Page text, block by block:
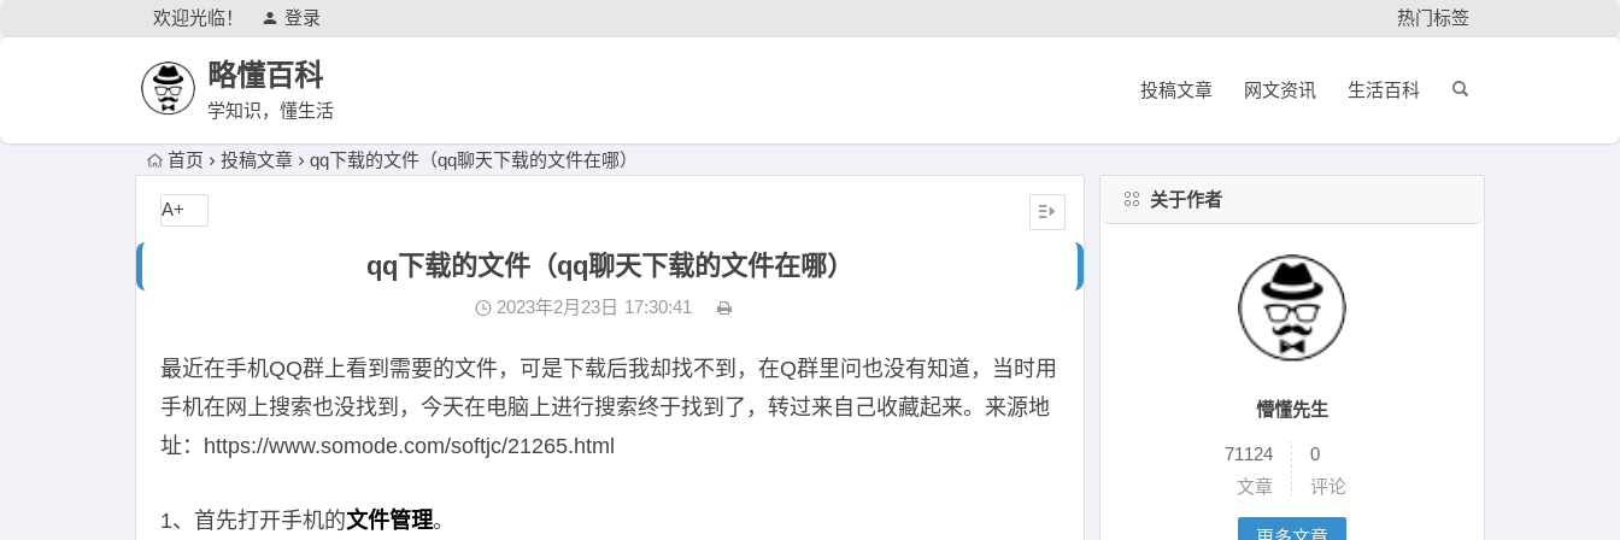
欢迎光临！ 登录 热门标签
略懂百科
学知识，懂生活
投稿文章 网文资讯 生活百科
首页 投稿文章 qq下载的文件（qq聊天下载的文件在哪）
qq下载的文件（qq聊天下载的文件在哪）
2023年2月23日 17:30:41
最近在手机QQ群上看到需要的文件，可是下载后我却找不到，在Q群里问也没有知道，当时用
手机在网上搜索也没找到，今天在电脑上进行搜索终于找到了，转过来自己收藏起来。来源地
址：https://www.somode.com/softjc/21265.html
1、首先打开手机的文件管理。
A+ 关于作者
懵懂先生
71124
文章
0
评论